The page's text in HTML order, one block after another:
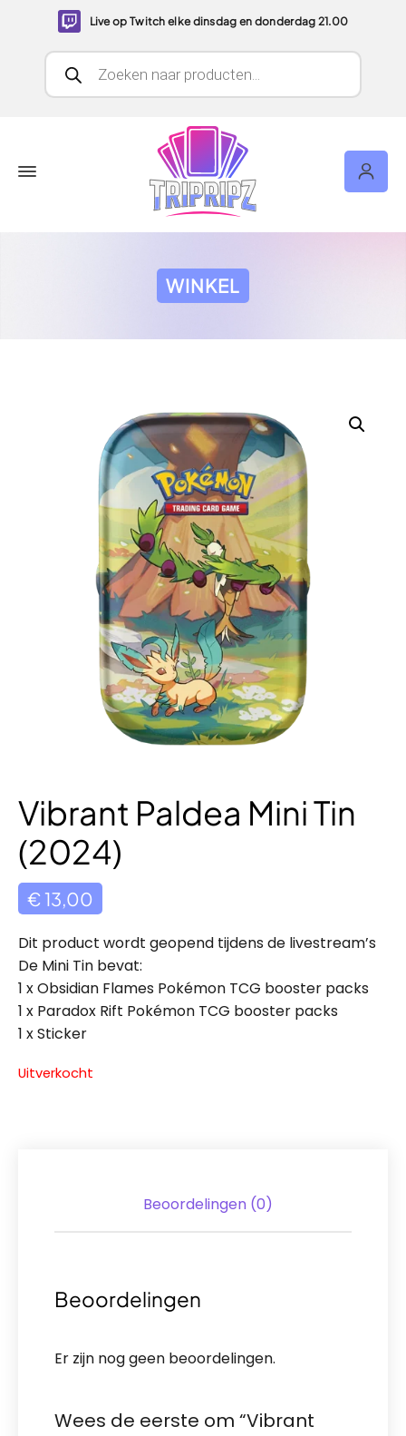
Live op Twitch elke dinsdag en donderdag 21.00
Producten zoeken
WINKEL
Vibrant Paldea Mini Tin
(2024)
€ 13,00
Dit product wordt geopend tijdens de livestream’s
De Mini Tin bevat:
1 x Obsidian Flames Pokémon TCG booster packs
1 x Paradox Rift Pokémon TCG booster packs
1 x Sticker
Uitverkocht
Beoordelingen (0)
Beoordelingen
Er zijn nog geen beoordelingen.
Wees de eerste om “Vibrant